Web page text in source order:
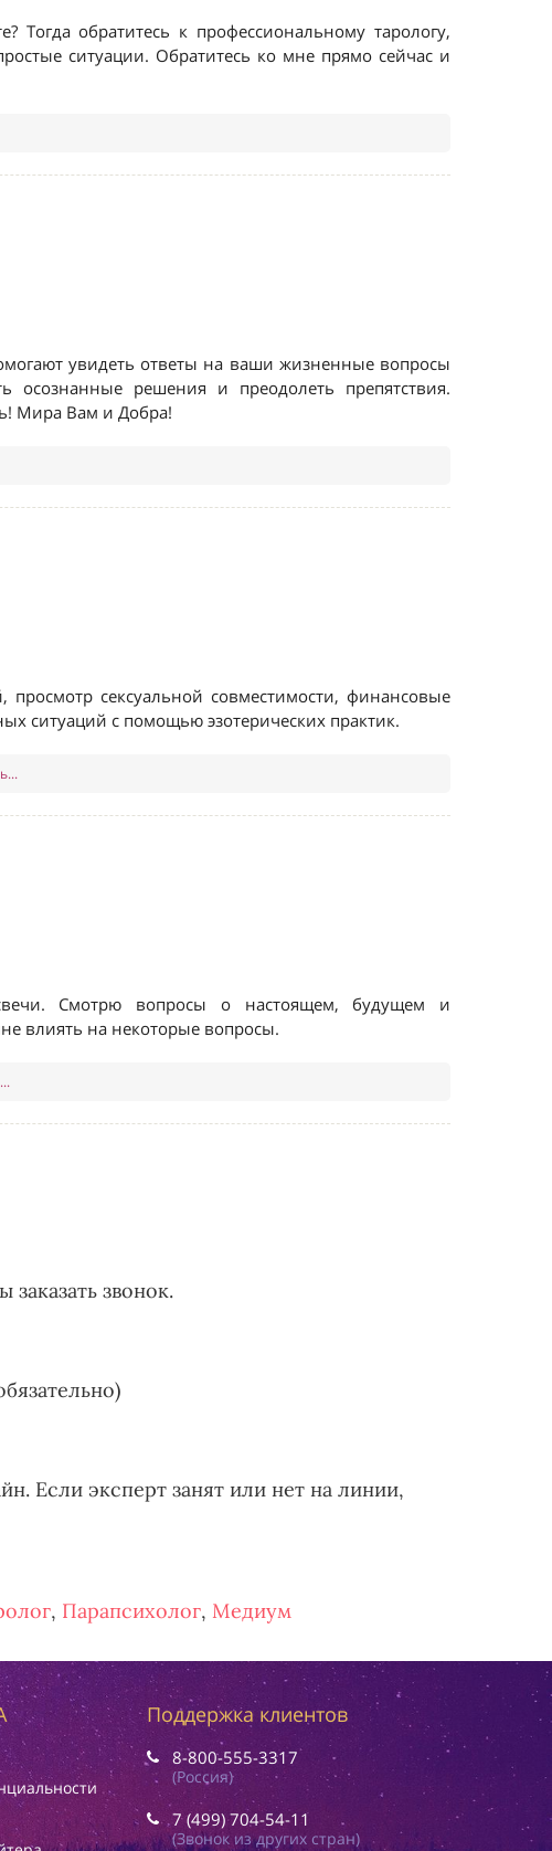
звонок.
Если эксперт занят или нет на линии,
, Парапсихолог, Медиум
Поддержка клиентов
8-800-555-3317
(Россия)
7 (499) 704-54-11
(Звонок из других стран)